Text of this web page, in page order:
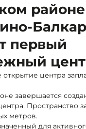
районе
первый
открытие центра
завершается
Пространство
метров.
для